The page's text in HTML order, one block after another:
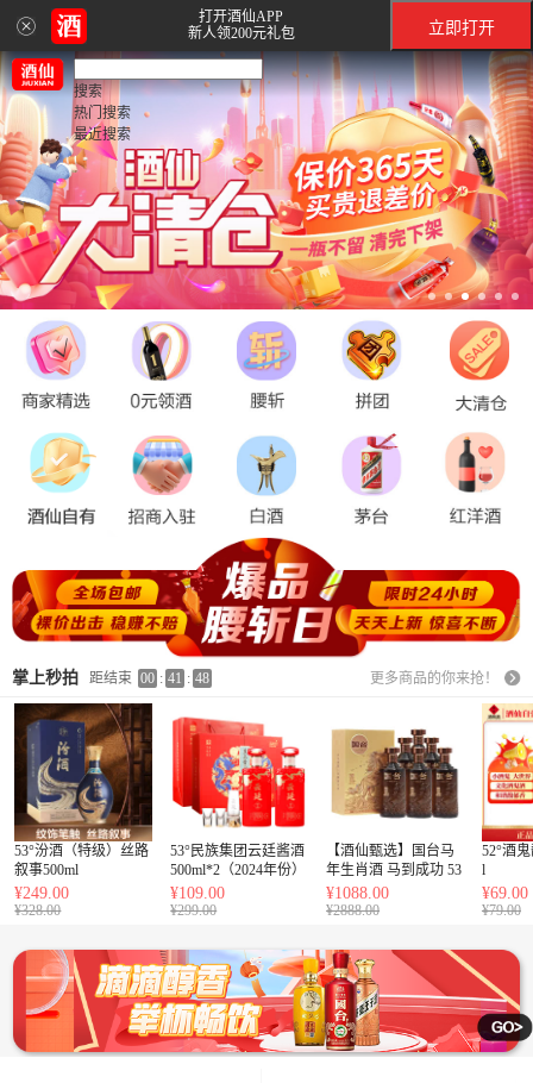
打开酒仙APP
新人领200元礼包
立即打开
搜索
热门搜索
最近搜索
掌上秒拍 距结束 00 : 41 : 45 更多商品的你来抢！
53°汾酒（特级）丝路
叙事500ml
¥249.00
¥328.00
53°民族集团云廷酱酒
500ml*2（2024年份）
¥109.00
¥299.00
【酒仙甄选】国台马
年生肖酒 马到成功 53
度酱香型纯粮酒 500m
l*6 整箱装
¥1088.00
¥2888.00
52°酒
l
¥69.00
¥79.00